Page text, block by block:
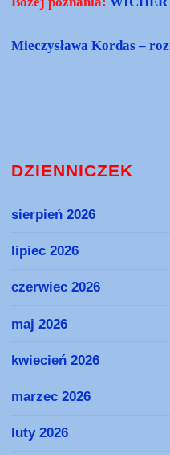
Mieczysława Kordas –
DZIENNICZEK
sierpień 2026
lipiec 2026
czerwiec 2026
maj 2026
kwiecień 2026
marzec 2026
luty 2026